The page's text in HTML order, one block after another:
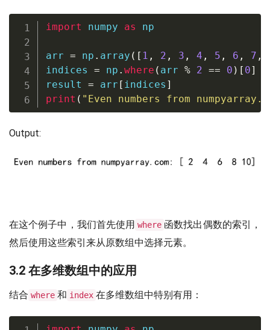
import numpy as np
arr = np . array ( [ 1 , 2 , 3 , 4 , 5 , 6 , 7 ,
indices = np . where ( arr % 2 == 0 ) [ 0]
result = arr [ indices ]
print ( "Even numbers from
Output:
在这个例子中，我们首先使用 where 函数找出偶数的索引，
然后使用这些索引来从原数组中选择元素。
3.2 在多维数组中的应用
结合 where 和 index 在多维数组中特别有用：